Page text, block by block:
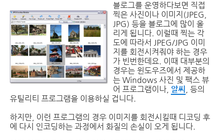
블로그를 운영하다보면 직접
찍은 사진이나 이미지(JPEG,
JPG) 등을 블로그에 많이 올
리게 됩니다. 이럴때 찍는 각
도에 따라서 JPEG/JPG 이미
지를 회전시켜줘야 하는 경우
가 빈번한데요. 이때 대부분의
경우는 윈도우즈에서 제공하
는 Windows 사진 및 팩스 뷰
어 프로그램이나, 알씨
, 등의
유틸리티 프로그램을 이용하실 겁니다.
하지만, 이런 프로그램의 경우 이미지를 회전시킬때 디코딩 후
에 다시 인코딩하는 과정에서 화질의 손실이 오게 됩니다.